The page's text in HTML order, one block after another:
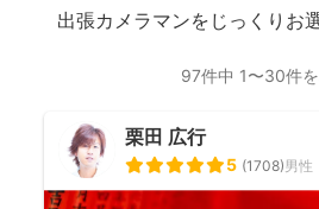
出張カメラマンをじっくりお
97件中 1〜30件
栗田 広行
5 (1708)男性